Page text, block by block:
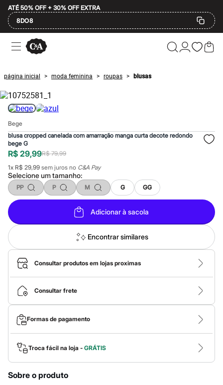
ATÉ 50% OFF + 30% OFF EXTRA
8DO8
Ofertas
Compre por Departamento
Masculino
Infantil
Calçados
Plus Size
2 calçados por R$189
3 lingeries por R$99
3 itens de beleza por R$129
Até 20% off
Até 40% off
Até 60% off
A partir de 60% off
Feminino
Em alta
Inverno
Alfaiataria
Novidades
Roupas
Blusas e Camisetas
Básicos
Calças
Casacos e Jaquetas
Jeans
Macacões
Saias
Shorts e Bermudas
Vestidos
Acessórios
Bolsas
Bonés e Chapéus
Bijoux
Cintos
Óculos
Calçados
página inicial > moda feminina > roupas > blusas
Bege
blusa cropped canelada com amarração manga curta decote redondo
bege G
R$ 29,99R$ 79,99
1x R$ 29,99 sem juros no C&A Pay
Selecione umtamanho:
PP P M G GG
Adicionar à sacola
Encontrar similares
Consultar produtos em lojas proximas
Consultar frete
Formas de pagamento
Troca fácil na loja - GRÁTIS
Sobre o produto